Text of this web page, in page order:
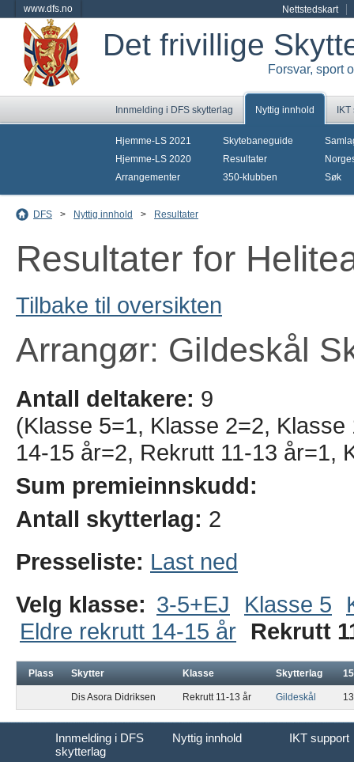
www.dfs.no Nettstedskart
Det frivillige
Forsvar, sport
Innmelding i DFS skytterlag Nyttig innhold
Hjemme-LS 2021
Hjemme-LS 2020
Arrangementer
Skytebaneguide
Resultater
350-klubben
Søk
DFS > Nyttig innhold > Resultater
Resultater for
Tilbake til oversikten
Arrangør: Gildeskål
Antall deltakere: 9
(Klasse 5=1, Klasse 2=2,
14-15 år=2, Rekrutt 11-13 år=1,
Sum premieinnskudd:
Antall skytterlag: 2
Presseliste: Last ned
Velg klasse: 3-5+EJ Klasse 5
Eldre rekrutt 14-15 år
Rekrutt
Plass Skytter Klasse Skytterlag 15
Dis Asora Didriksen Rekrutt 11-13 år Gildeskål
Innmelding i DFS
skytterlag
Nyttig innhold IKT support